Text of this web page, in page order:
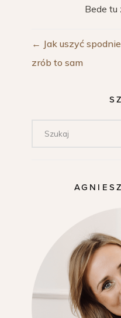
Bede tu
← Jak uszyć
zrób to sam